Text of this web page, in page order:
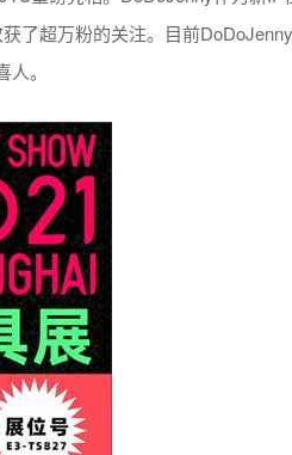
了超万粉的关注。目前
。